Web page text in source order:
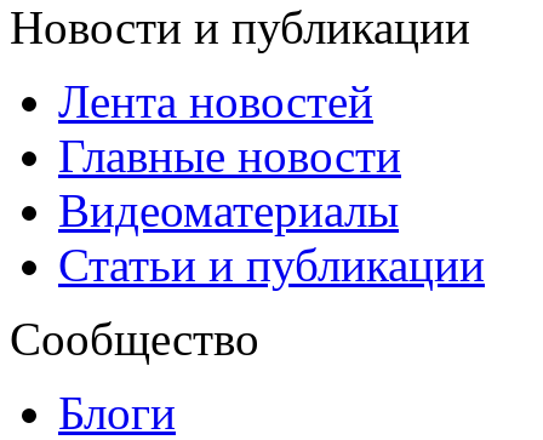
Новости и публикации
Лента новостей
Главные новости
Видеоматериалы
Статьи и публикации
Сообщество
Блоги